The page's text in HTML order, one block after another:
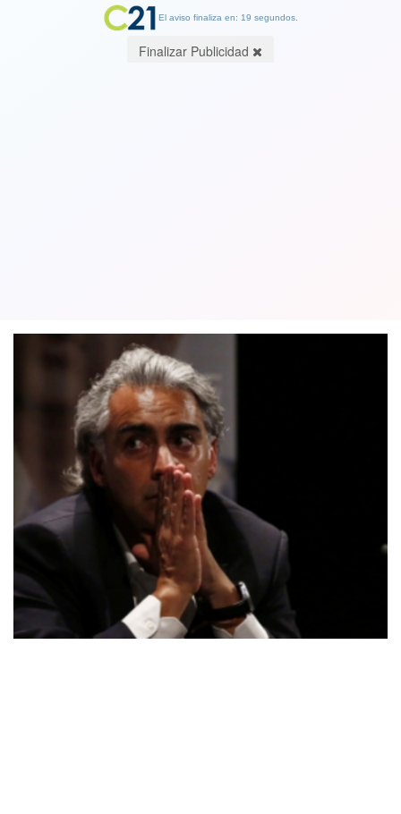
El aviso finaliza en: 19 segundos.
Finalizar Publicidad